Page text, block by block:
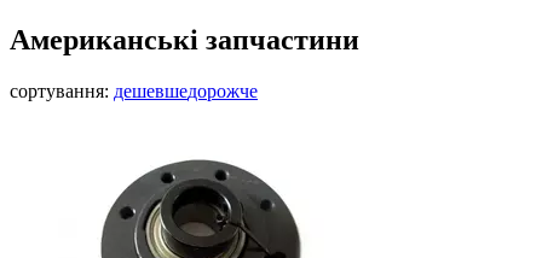
Американські запчастини
сортування: дешевшедорожче